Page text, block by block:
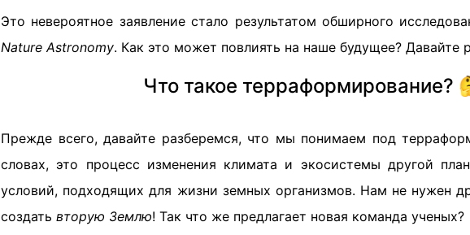
Это невероятное заявление стало результатом обширного
Nature Astronomy. Как это может повлиять на наше будущее? Давайте
Что такое терраформирование?
Прежде всего, давайте разберемся, что мы понимаем под
словах, это процесс изменения климата и экосистемы другой
условий, подходящих для жизни земных организмов. Нам не нужен
создать вторую Землю! Так что же предлагает новая команда ученых?